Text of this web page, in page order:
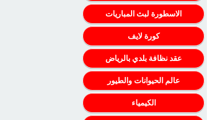
الاسطورة لبث المباريات
كورة لايف
عقد نظافة بلدي بالرياض
عالم الحيوانات والطيور
الكيمياء